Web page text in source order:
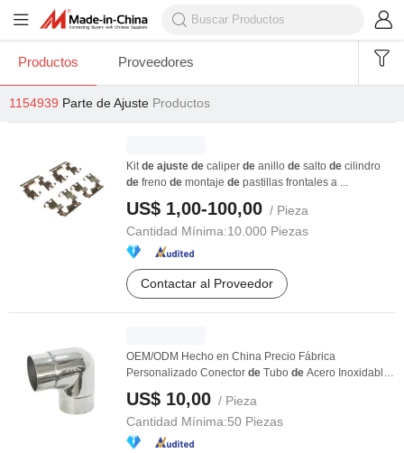
Productos Proveedores
1154939 Parte de Ajuste Productos
Kitde ajuste de caliper de anillo de salto de cilindro
de freno de montaje de pastillas frontales a ...
US$ 1,00-100,00 / Pieza
Cantidad Mínima:10.000 Piezas
Contactar al Proveedor
OEM/ODM Hecho en China Precio Fábrica
Personalizado Conector de Tubo de Acero Inoxidable
US$ 10,00 / Pieza
Cantidad Mínima:50 Piezas